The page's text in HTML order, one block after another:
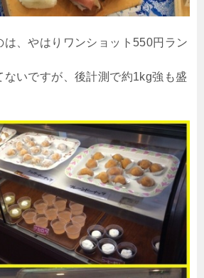
は、やはりワンショット550円ラン
ないですが、後計測で約1kg強も盛